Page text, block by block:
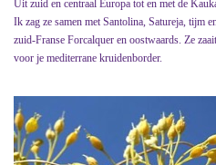
Uit zuid en centraal Europa tot en met de
Ik zag ze samen met Santolina, Satureja, tijm
zuid-Franse Forcalquer en oostwaards. Ze
voor je mediterrane kruidenborder.